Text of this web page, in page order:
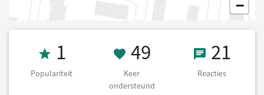
−
Populariteit 1
1
Populariteit
49 Keer
49
Keer
ondersteund
2121
Reacties